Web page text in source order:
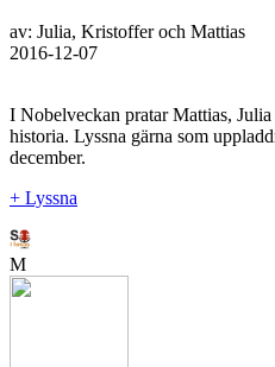
av: Julia, Kristoffer och Mattias
2016-12-07
I Nobelveckan pratar Mattias,
historia. Lyssna gärna som
december.
+ Lyssna
M